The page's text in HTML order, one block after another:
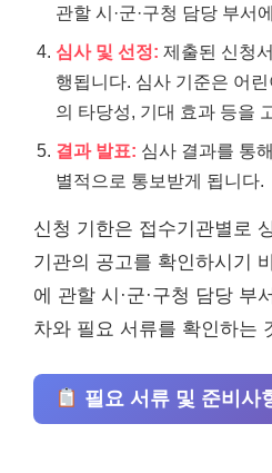
관할 시·군·구청 담당 부서
심사 및 선정: 제출된 신청
행됩니다. 심사 기준은 어
의 타당성, 기대 효과 등을
결과 발표: 심사 결과를 통
별적으로 통보받게 됩니다.
신청 기한은 접수기관별로
기관의 공고를 확인하시기
에 관할 시·군·구청 담당 부
차와 필요 서류를 확인하는
필요 서류 및 준비사